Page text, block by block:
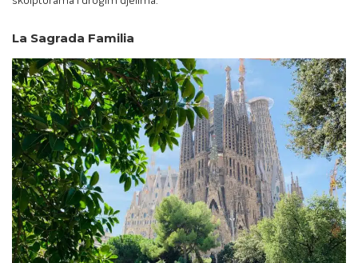
La Sagrada Familia